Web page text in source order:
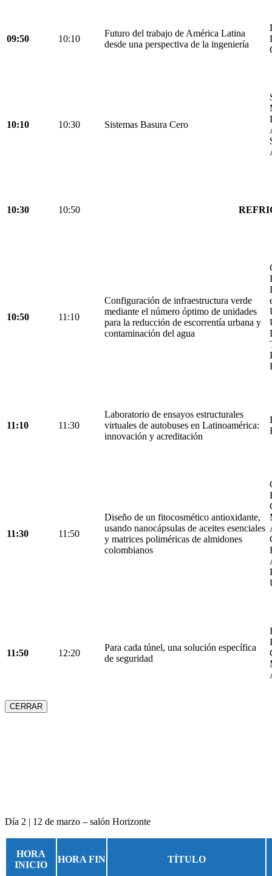
09:50 10:10
Futuro del trabajo de América Latina
desde una perspectiva de la ingeniería
10:10 10:30 Sistemas Basura Cero
10:30 10:50
10:50 11:10
Configuración de infraestructura verde
mediante el número óptimo de unidades
para la reducción de escorrentía urbana y
contaminación del agua
11:10 11:30
Laboratorio de ensayos estructurales
virtuales de autobuses en Latinoamérica:
innovación y acreditación
11:30 11:50
Diseño de un fitocosmético antioxidante,
usando nanocápsulas de aceites esenciales
y matrices poliméricas de almidones
colombianos
11:50 12:20
Para cada túnel, una solución específica
de seguridad
CERRAR
Día 2 | 12 de marzo – salón Horizonte
HORA
INICIO
HORA FIN TÍTULO